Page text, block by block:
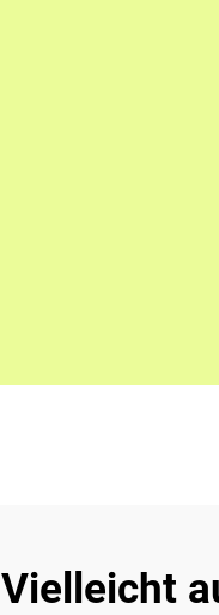
Vielleicht